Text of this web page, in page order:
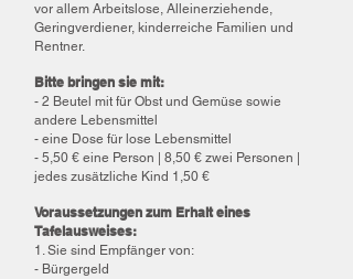
vor allem Arbeitslose, Alleinerziehende,
Geringverdiener, kinderreiche Familien und
Rentner.
Bitte bringen sie mit:
- 2 Beutel mit für Obst und Gemüse sowie
andere Lebensmittel
- eine Dose für lose Lebensmittel
- 5,50 € eine Person | 8,50 € zwei Personen |
jedes zusätzliche Kind 1,50 €
Voraussetzungen zum Erhalt eines
Tafelausweises:
1. Sie sind Empfänger von:
- Bürgergeld